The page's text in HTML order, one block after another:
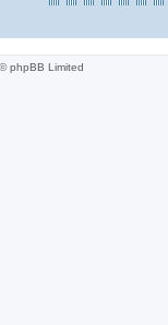
phpBB Limited